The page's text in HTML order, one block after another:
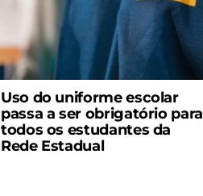
Uso do uniforme escolar
passa a ser obrigatório para
todos os estudantes da
Rede Estadual